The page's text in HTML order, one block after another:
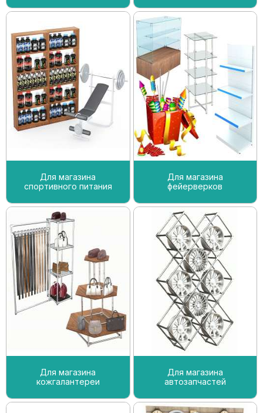
Для магазина
спортивного питания
Для магазина
фейерверков
Для магазина
кожгалантереи
Для магазина
автозапчастей